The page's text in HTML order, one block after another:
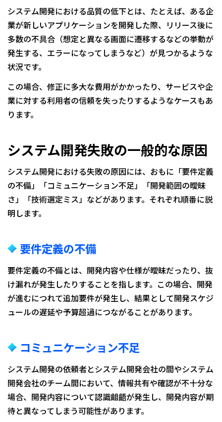
システム開発における品質の低下とは、たとえば、ある企
業が新しいアプリケーションを開発した際、リリース後に
多数の不具合（想定と異なる画面に遷移するなどの挙動が
発生する、エラーになってしまうなど）が見つかるような
状況です。
この場合、修正に多大な費用がかかったり、サービスや企
業に対する利用者の信頼を失ったりするようなケースもあ
ります。
システム開発失敗の一般的な原因
システム開発における失敗の原因には、おもに「要件定義
の不備」「コミュニケーション不足」「開発範囲の曖昧
さ」「技術選定ミス」などがあります。それぞれ順番に説
明します。
要件定義の不備
要件定義の不備とは、開発内容や仕様が曖昧だったり、抜
け漏れが発生したりすることを指します。この場合、開発
が進むにつれて追加要件が発生し、結果として開発スケジ
ュールの遅延や予算超過につながることがあります。
コミュニケーション不足
システム開発の依頼者とシステム開発会社の間やシステム
開発会社のチーム間において、情報共有や確認が不十分な
場合、開発内容について認識齟齬が発生し、開発内容が期
待と異なってしまう可能性があります。